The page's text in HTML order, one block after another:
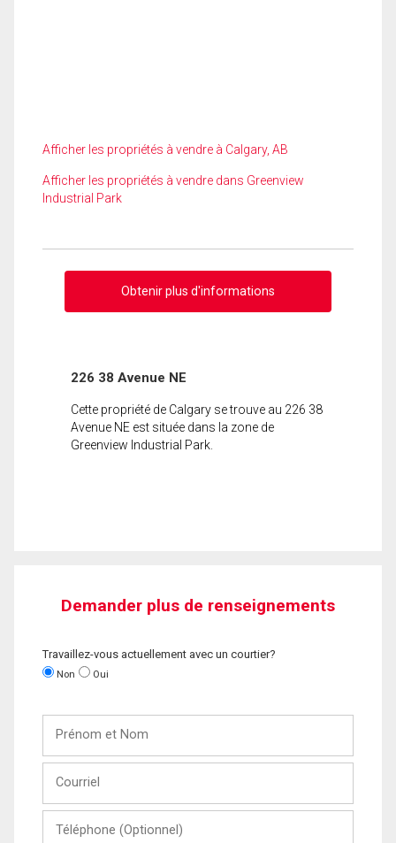
Afficher les propriétés à vendre à Calgary, AB
Afficher les propriétés à vendre dans Greenview
Industrial Park
Obtenir plus d'informations
226 38 Avenue NE
Cette propriété de Calgary se trouve au 226 38
Avenue NE est située dans la zone de
Greenview Industrial Park.
Demander plus de renseignements
Travaillez-vous actuellement avec un courtier?
Non Oui
Nom
(Optionnel)